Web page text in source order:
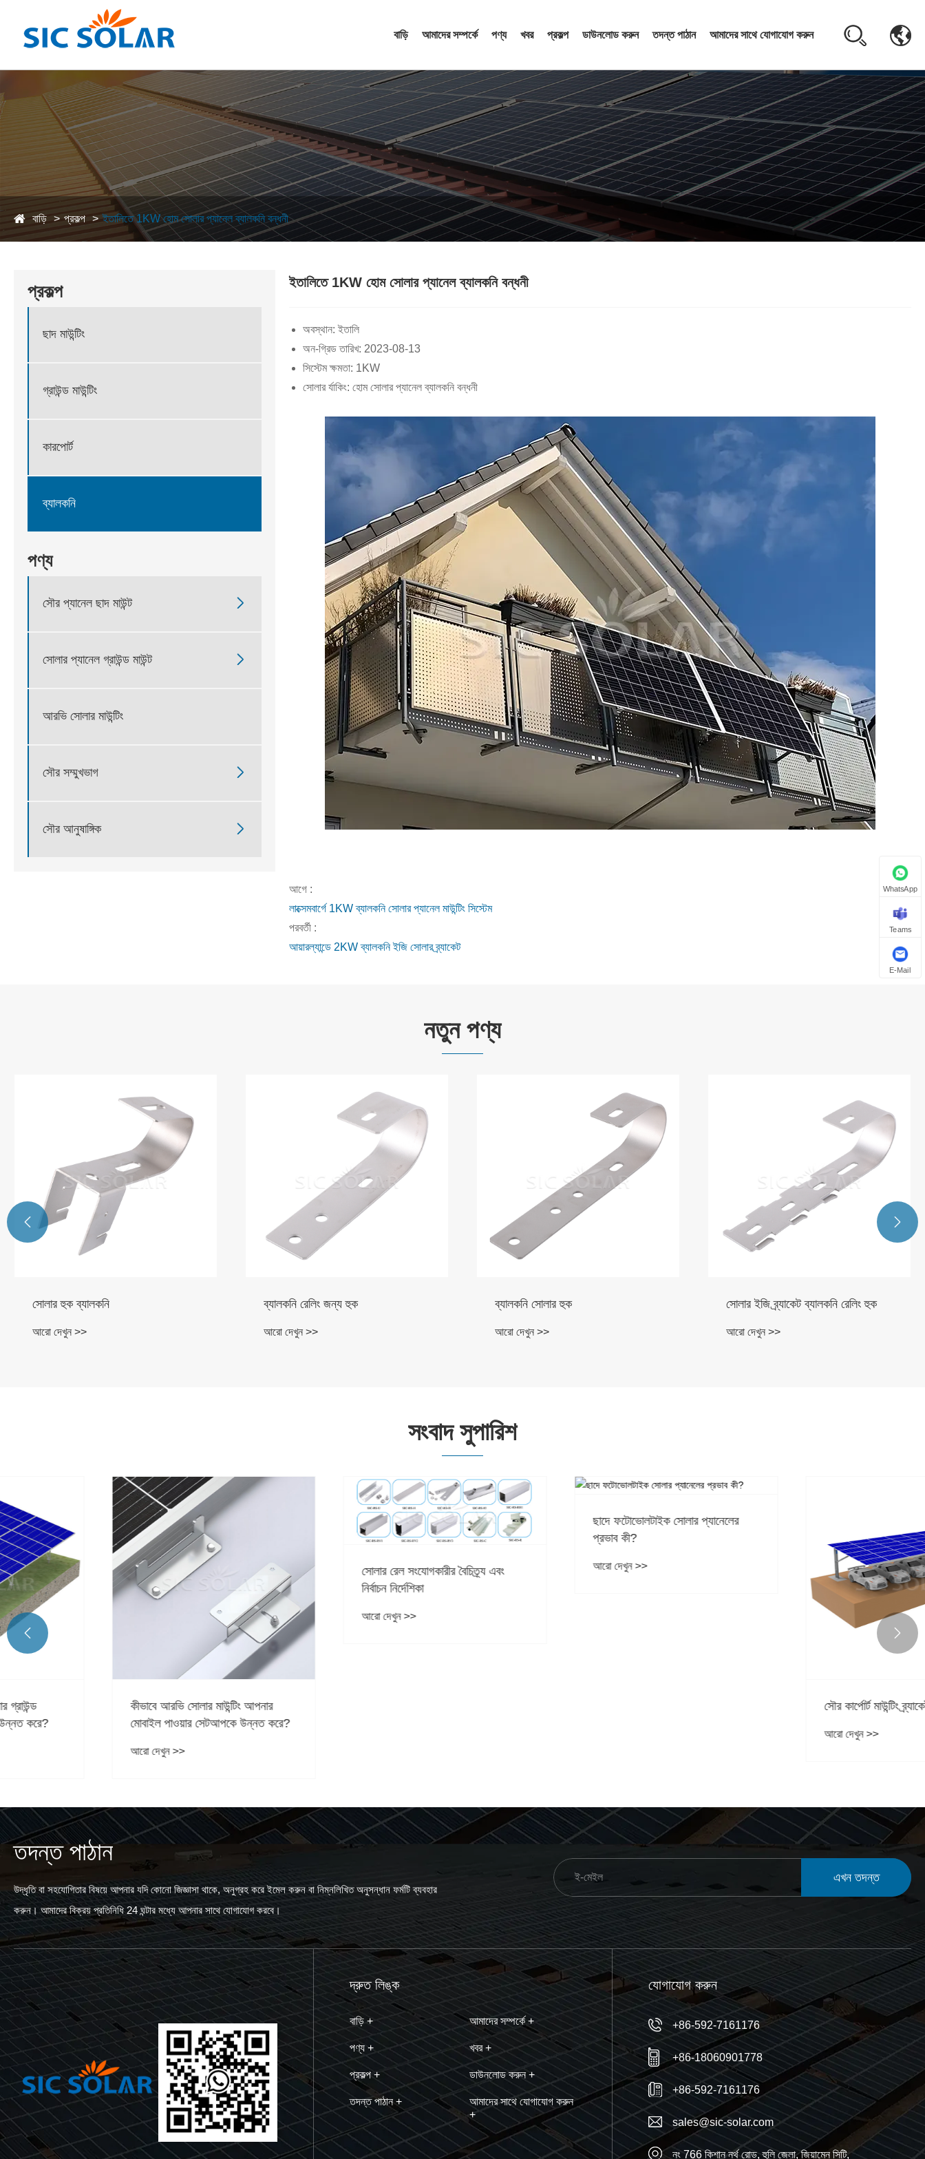
বাড়ি আমাদের সম্পর্কে পণ্য খবর প্রকল্প ডাউনলোড করুন তদন্ত পাঠান আমাদের সাথে যোগাযোগ করুন
বাড়ি প্রকল্প ইতালিতে 1KW হোম সোলার প্যানেল ব্যালকনি বন্ধনী
প্রকল্প
ছাদ মাউন্টিং
গ্রাউন্ড মাউন্টিং
কারপোর্ট
ব্যালকনি
পণ্য
সৌর প্যানেল ছাদ মাউন্ট 
সোলার প্যানেল গ্রাউন্ড মাউন্ট 
আরভি সোলার মাউন্টিং
সৌর সম্মুখভাগ 
সৌর আনুষাঙ্গিক 
ইতালিতে 1KW হোম সোলার প্যানেল ব্যালকনি বন্ধনী
অবস্থান: ইতালি
অন-গ্রিড তারিখ: 2023-08-13
সিস্টেম ক্ষমতা: 1KW
সোলার র্যাকিং: হোম সোলার প্যানেল ব্যালকনি বন্ধনী
আগে :
লাক্সেমবার্গে 1KW ব্যালকনি সোলার প্যানেল মাউন্টিং সিস্টেম
পরবর্তী :
আয়ারল্যান্ডে 2KW ব্যালকনি ইজি সোলার ব্র্যাকেট
নতুন পণ্য
ব্যালকনি রেলিং জন্য হুক
আরো দেখুন >>
ব্যালকনি সোলার হুক
আরো দেখুন >>
সোলার ইজি ব্র্যাকেট ব্যালকনি রেলিং হুক
আরো দেখুন >>
সোলার প্যানেল ব্যালকনি হুক
আরো দেখুন >>
 
সংবাদ সুপারিশ
কীভাবে আরভি সোলার মাউন্টিং আপনার
মোবাইল পাওয়ার সেটআপকে উন্নত করে?
সোলার রেল সংযোগকারীর বৈচিত্র্য এবং
নির্বাচন নির্দেশিকা
আরো দেখুন >>
ছাদে ফটোভোলটাইক সোলার প্যানেলের
প্রভাব কী?
আরো দেখুন >>
সৌর কার্পোর্ট মাউন্টিং ব্র্যাকেট কী?
 
তদন্ত পাঠান
উদ্ধৃতি বা সহযোগিতার বিষয়ে আপনার যদি কোনো জিজ্ঞাসা থাকে, অনুগ্রহ করে ইমেল করুন বা নিম্নলিখিত অনুসন্ধান ফর্মটি ব্যবহার
করুন। আমাদের বিক্রয় প্রতিনিধি 24 ঘন্টার মধ্যে আপনার সাথে যোগাযোগ করবে।
এখন তদন্ত
দ্রুত লিঙ্ক
বাড়ি + আমাদের সম্পর্কে +
পণ্য + খবর +
প্রকল্প + ডাউনলোড করুন +
তদন্ত পাঠান +
আমাদের সাথে যোগাযোগ করুন
+
যোগাযোগ করুন
+86-592-7161176
+86-18060901778
+86-592-7161176
sales@sic-solar.com
নং 766 কিশান নর্থ রোড, হুলি জেলা, জিয়ামেন সিটি,
WhatsApp
Teams
E-Mail